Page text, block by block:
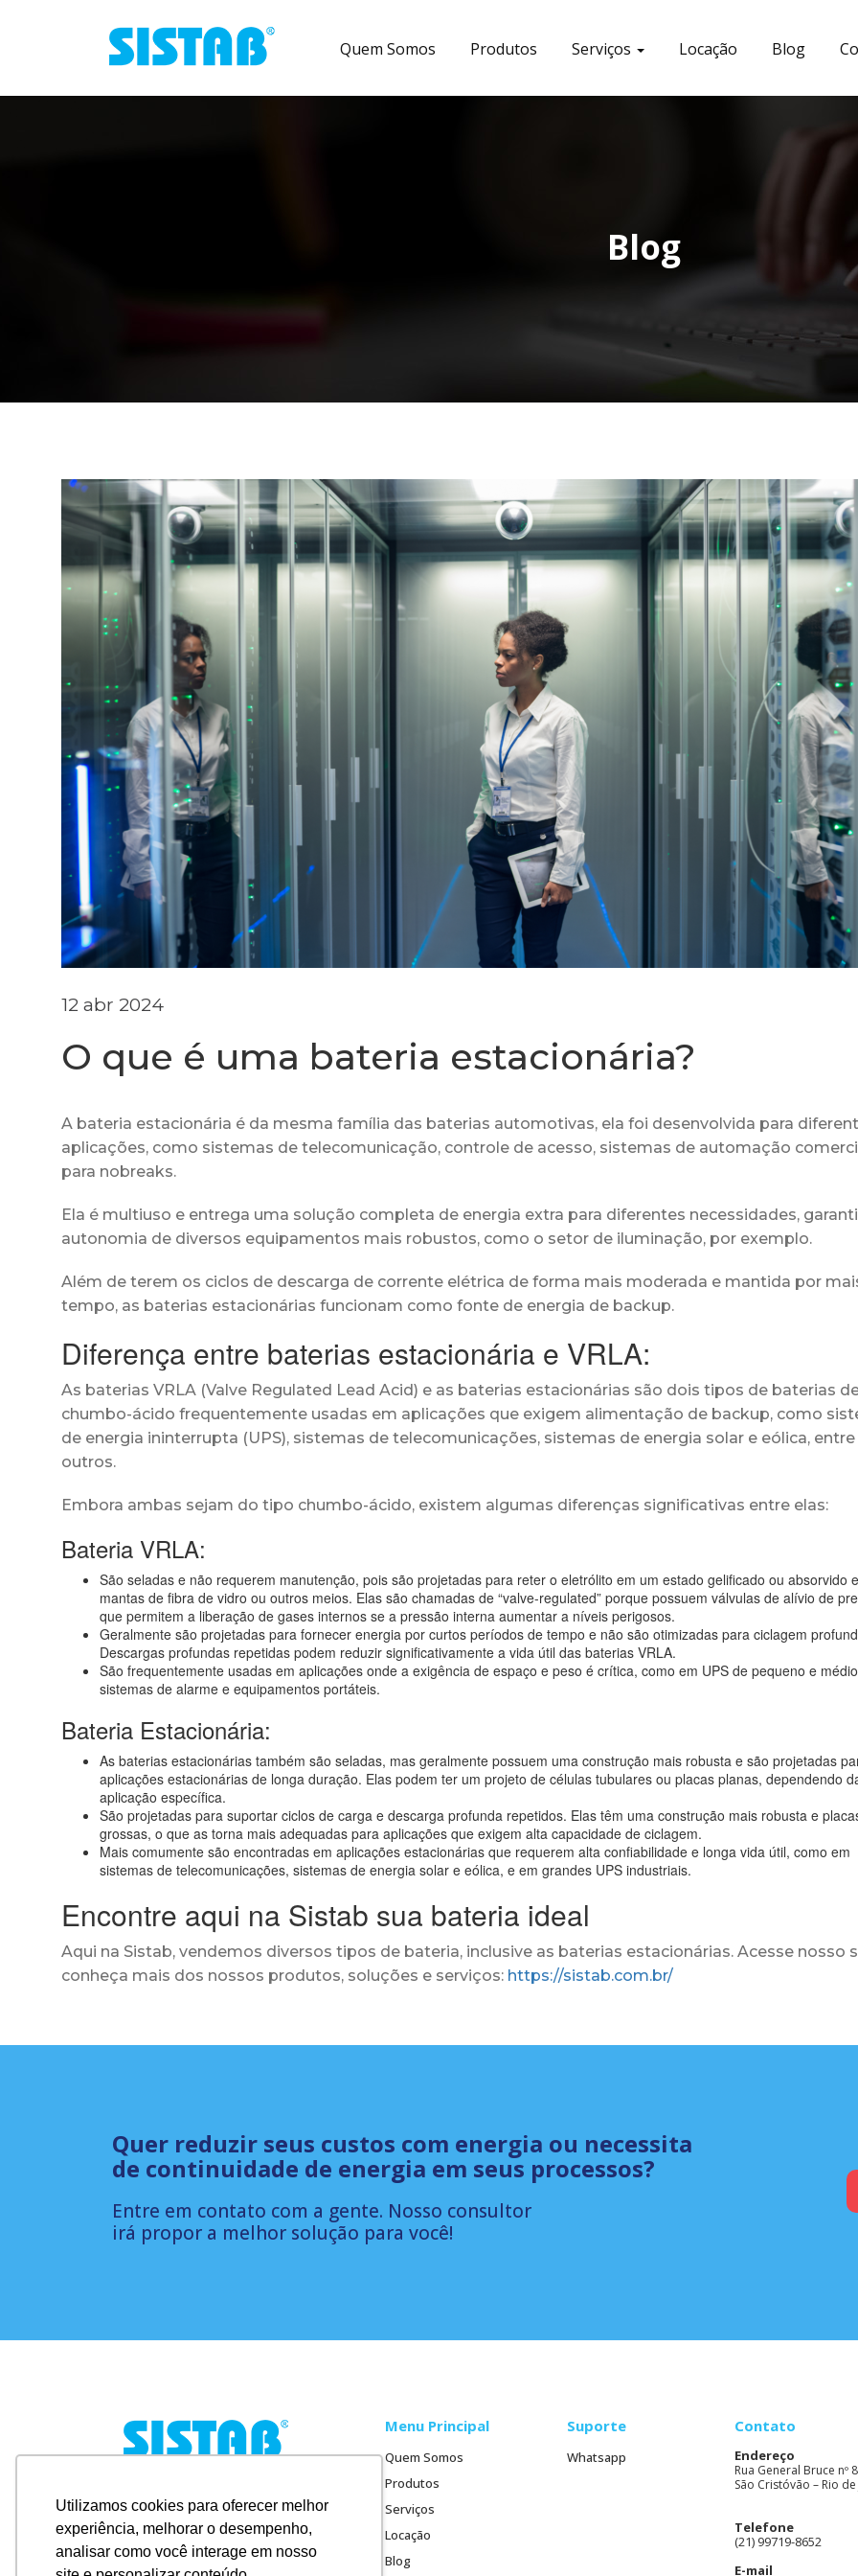
Utilizamos cookies para oferecer melhor
experiência, melhorar o desempenho,
analisar como você interage em nosso
Quem Somos Produtos Serviços Locação Blog
Blog
12 abr 2024
O que é uma bateria estacionária?
A bateria estacionária é da mesma família das baterias automotivas, ela foi desenvolvida para
aplicações, como sistemas de telecomunicação, controle de acesso, sistemas de automação
para nobreaks.
Ela é multiuso e entrega uma solução completa de energia extra para diferentes necessidades,
autonomia de diversos equipamentos mais robustos, como o setor de iluminação, por exemplo.
Além de terem os ciclos de descarga de corrente elétrica de forma mais moderada e mantida por
tempo, as baterias estacionárias funcionam como fonte de energia de backup.
Diferença entre baterias estacionária e VRLA:
As baterias VRLA (Valve Regulated Lead Acid) e as baterias estacionárias são dois tipos de baterias
chumbo-ácido frequentemente usadas em aplicações que exigem alimentação de backup, como
de energia ininterrupta (UPS), sistemas de telecomunicações, sistemas de energia solar e eólica, entre
outros.
Embora ambas sejam do tipo chumbo-ácido, existem algumas diferenças significativas entre elas:
Bateria VRLA:
São seladas e não requerem manutenção, pois são projetadas para reter o eletrólito em um estado gelificado ou absorvido
mantas de fibra de vidro ou outros meios. Elas são chamadas de “valve-regulated” porque possuem válvulas de alívio de
que permitem a liberação de gases internos se a pressão interna aumentar a níveis perigosos.
Geralmente são projetadas para fornecer energia por curtos períodos de tempo e não são otimizadas para ciclagem
Descargas profundas repetidas podem reduzir significativamente a vida útil das baterias VRLA.
São frequentemente usadas em aplicações onde a exigência de espaço e peso é crítica, como em UPS de pequeno e
sistemas de alarme e equipamentos portáteis.
Bateria Estacionária:
As baterias estacionárias também são seladas, mas geralmente possuem uma construção mais robusta e são projetadas
aplicações estacionárias de longa duração. Elas podem ter um projeto de células tubulares ou placas planas, dependendo
aplicação específica.
São projetadas para suportar ciclos de carga e descarga profunda repetidos. Elas têm uma construção mais robusta e
grossas, o que as torna mais adequadas para aplicações que exigem alta capacidade de ciclagem.
Mais comumente são encontradas em aplicações estacionárias que requerem alta confiabilidade e longa vida útil, como em
sistemas de telecomunicações, sistemas de energia solar e eólica, e em grandes UPS industriais.
Encontre aqui na Sistab sua bateria ideal
Aqui na Sistab, vendemos diversos tipos de bateria, inclusive as baterias estacionárias. Acesse nosso
conheça mais dos nossos produtos, soluções e serviços: https://sistab.com.br/
Quer reduzir seus custos com energia ou necessita
de continuidade de energia em seus processos?
Entre em contato com a gente. Nosso consultor
irá propor a melhor solução para você!
de energia desde 1988. Com
experiência comprovada no mercado,
buscamos sempre a excelência em
nossos serviços.
Menu Principal
Quem Somos
Produtos
Serviços
Locação
Blog
Suporte
Whatsapp
Contato
Endereço
Rua General Bruce nº
São Cristóvão – Rio de
Telefone
(21) 99719-8652
E-mail